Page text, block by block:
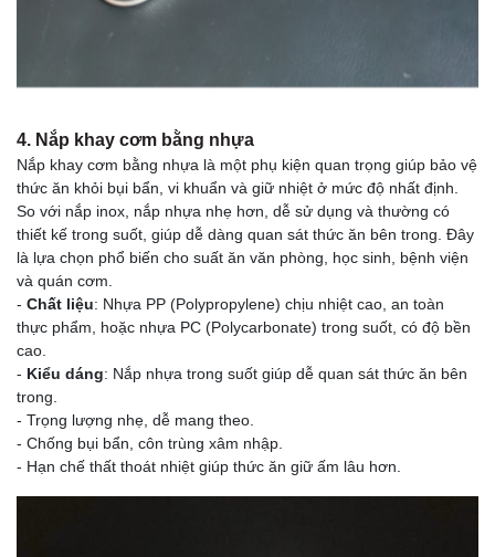
4. Nắp khay cơm bằng nhựa
Nắp khay cơm bằng nhựa là một phụ kiện quan trọng giúp bảo vệ
thức ăn khỏi bụi bẩn, vi khuẩn và giữ nhiệt ở mức độ nhất định.
So với nắp inox, nắp nhựa nhẹ hơn, dễ sử dụng và thường có
thiết kế trong suốt, giúp dễ dàng quan sát thức ăn bên trong. Đây
là lựa chọn phổ biến cho suất ăn văn phòng, học sinh, bệnh viện
và quán cơm.
- Chất liệu: Nhựa PP (Polypropylene) chịu nhiệt cao, an toàn
thực phẩm, hoặc nhựa PC (Polycarbonate) trong suốt, có độ bền
cao.
- Kiểu dáng: Nắp nhựa trong suốt giúp dễ quan sát thức ăn bên
trong.
- Trọng lượng nhẹ, dễ mang theo.
- Chống bụi bẩn, côn trùng xâm nhập.
- Hạn chế thất thoát nhiệt giúp thức ăn giữ ấm lâu hơn.